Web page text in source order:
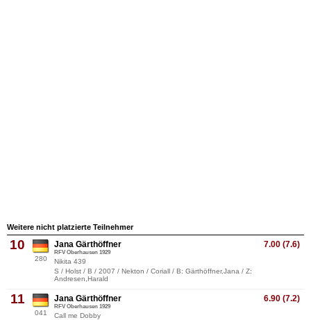
Weitere nicht platzierte Teilnehmer
10
280
7.00 (7.6)
Jana Gärthöffner
RFV Oberhausen 1929
Nikita 439
S / Holst / B / 2007 / Nekton / Coriall / B: Gärthöffner,Jana / Z:
Andresen,Harald
11
041
6.90 (7.2)
Jana Gärthöffner
RFV Oberhausen 1929
Call me Dobby